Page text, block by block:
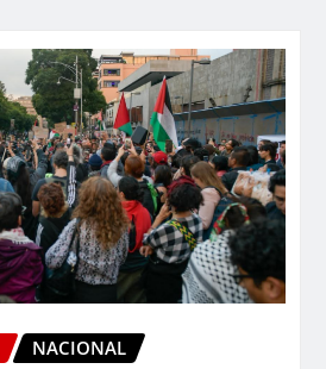
NACIONAL